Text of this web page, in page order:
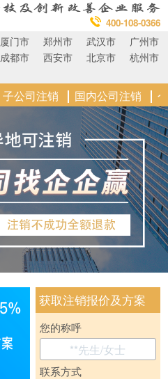
400-108-0366
厦门市 郑州市 武汉市
广州市
成都市 西安市 北京市
杭州市
子公司注销 国内公司注销
获取注销报价及方案
您的称呼
联系方式